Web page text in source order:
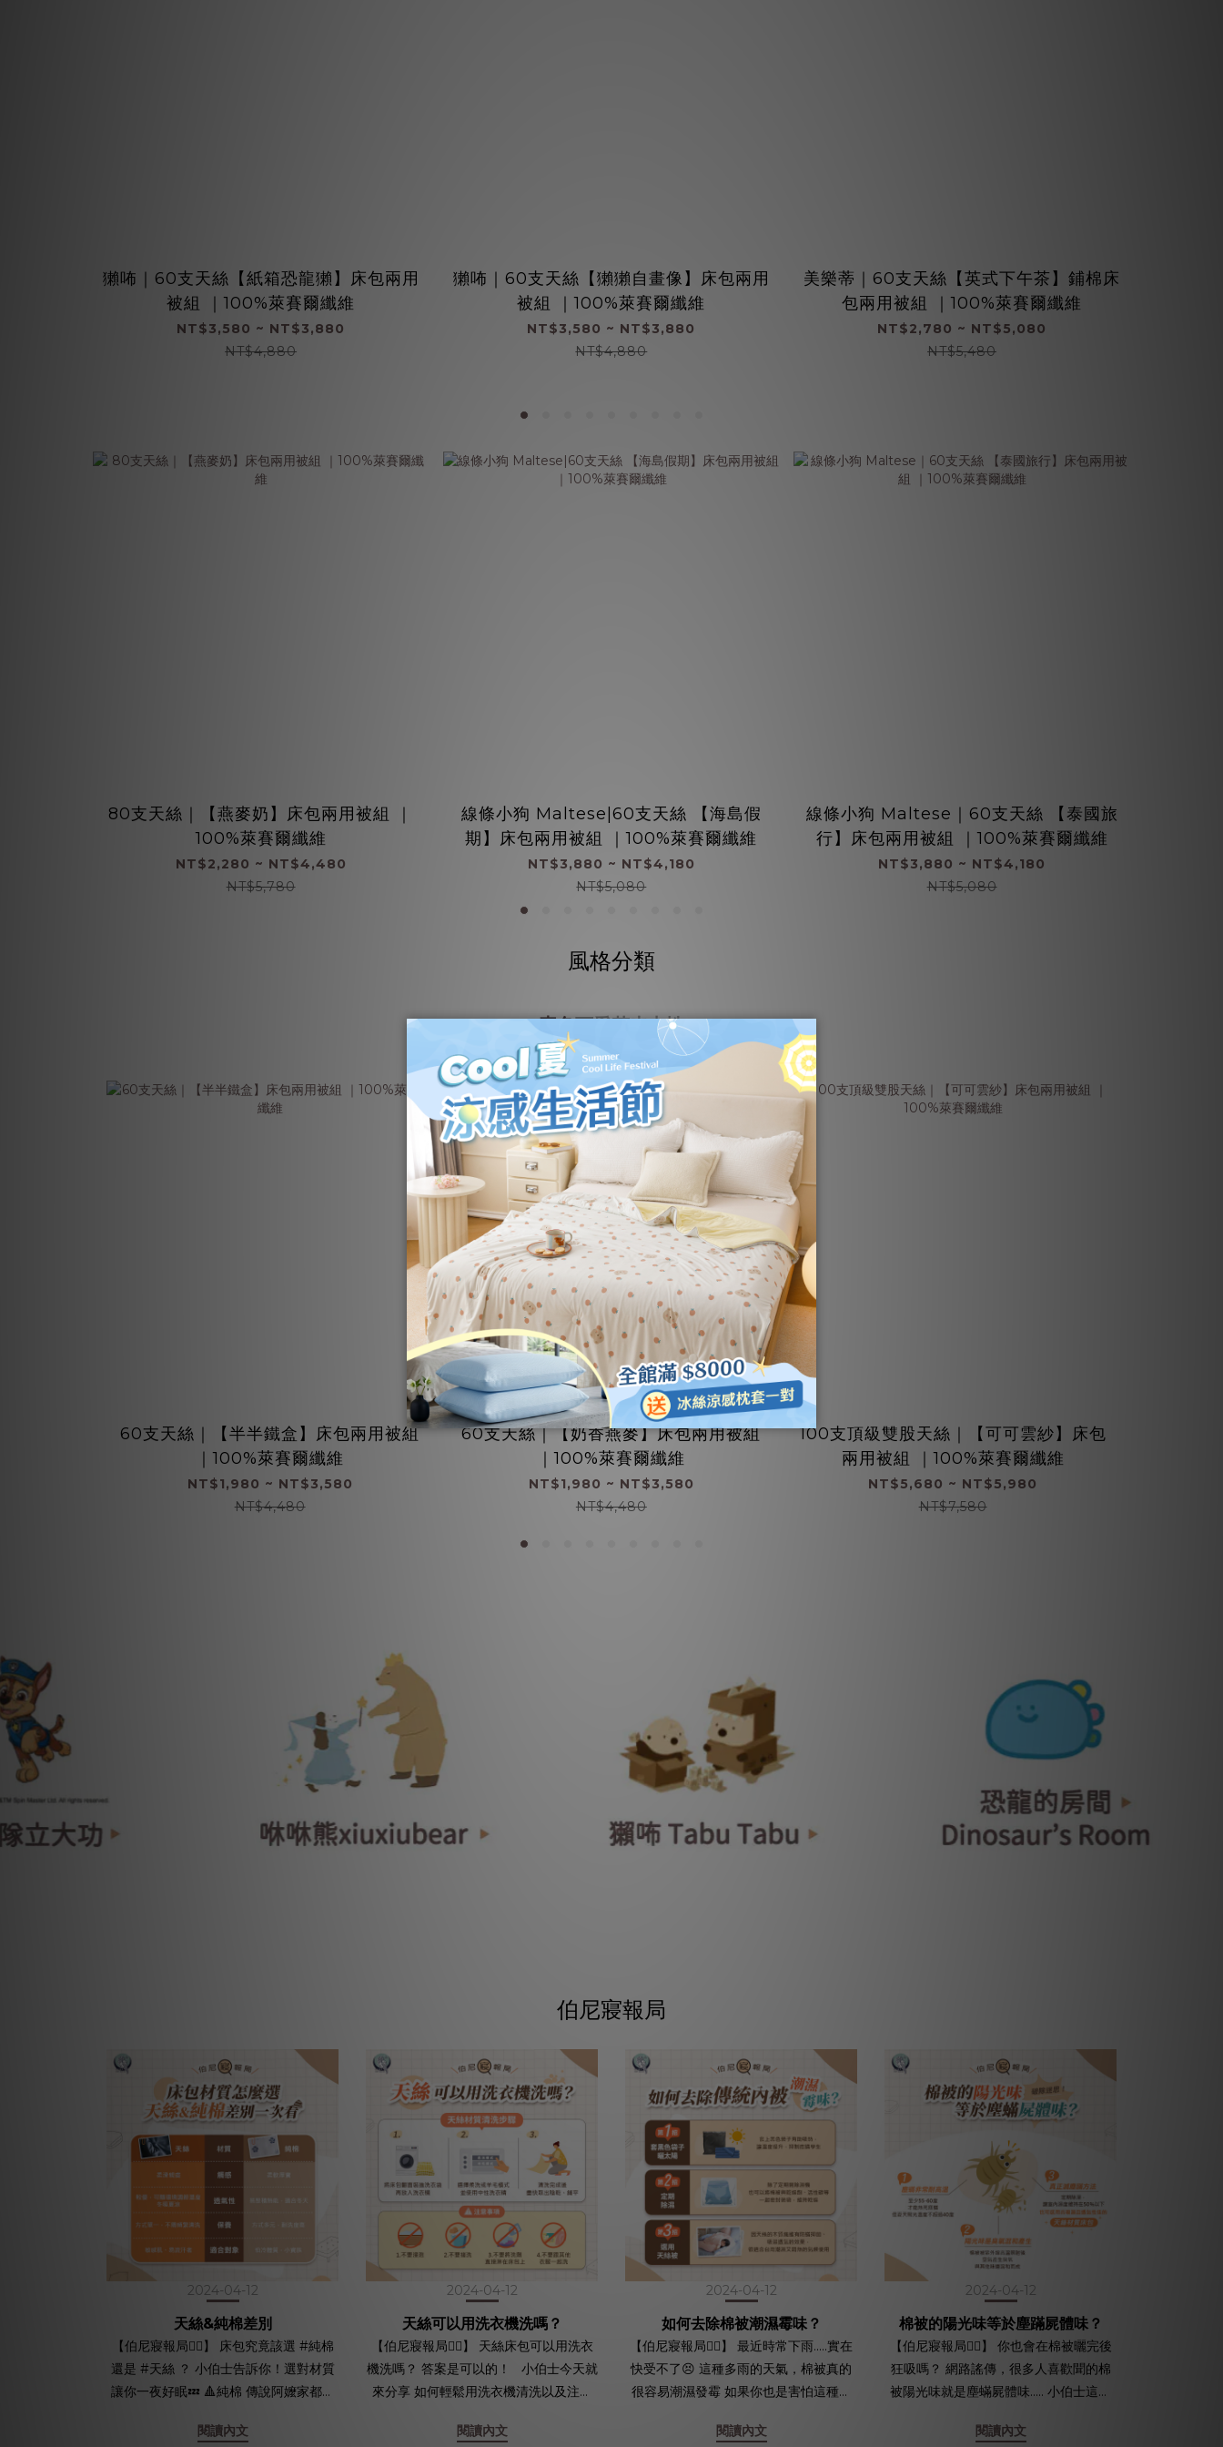
獺咘｜60支天絲【紙箱恐龍獺】床包兩用
被組 ｜100%萊賽爾纖維
NT$3,580 ~ NT$3,880
NT$4,880
獺咘｜60支天絲【獺獺自畫像】床包兩用
被組 ｜100%萊賽爾纖維
NT$3,580 ~ NT$3,880
NT$4,880
美樂蒂｜60支天絲【英式下午茶】鋪棉床
包兩用被組 ｜100%萊賽爾纖維
NT$2,780 ~ NT$5,080
NT$5,480
80支天絲｜【燕麥奶】床包兩用被組 ｜
100%萊賽爾纖維
NT$2,280 ~ NT$4,480
NT$5,780
線條小狗 Maltese|60支天絲 【海島假
期】床包兩用被組 ｜100%萊賽爾纖維
NT$3,880 ~ NT$4,180
NT$5,080
線條小狗 Maltese｜60支天絲 【泰國旅
行】床包兩用被組 ｜100%萊賽爾纖維
NT$3,880 ~ NT$4,180
NT$5,080
風格分類
素色可愛花卉中性
60支天絲｜【半半鐵盒】床包兩用被組
｜100%萊賽爾纖維
NT$1,980 ~ NT$3,580
NT$4,480
60支天絲｜【奶香燕麥】床包兩用被組
｜100%萊賽爾纖維
NT$1,980 ~ NT$3,580
NT$4,480
100支頂級雙股天絲｜【可可雲紗】床包
兩用被組 ｜100%萊賽爾纖維
NT$5,680 ~ NT$5,980
NT$7,580
伯尼寢報局
2024-04-12
天絲&純棉差別
【伯尼寢報局🕵🏻】 床包究竟該選 #純棉
還是 #天絲 ？ 小伯士告訴你！選對材質
讓你一夜好眠💤 🔺純棉 傳說阿嬤家都有
閱讀內文
2024-04-12
天絲可以用洗衣機洗嗎？
【伯尼寢報局🕵🏻】 天絲床包可以用洗衣
機洗嗎？ 答案是可以的！ 小伯士今天就
來分享 如何輕鬆用洗衣機清洗以及注意
先將床包翻面裝進洗衣袋內 記得拉上被
閱讀內文
2024-04-12
如何去除棉被潮濕霉味？
【伯尼寢報局🕵🏻】 最近時常下雨.....實在
快受不了😣 這種多雨的天氣，棉被真的
很容易潮濕發霉 如果你也是害怕這種狀
撇步 教你如何解決棉被潮濕和發霉的問
閱讀內文
2024-04-12
棉被的陽光味等於塵蹣屍體味？
【伯尼寢報局🕵🏻】 你也會在棉被曬完後
狂吸嗎？ 網路謠傳，很多人喜歡聞的棉
被陽光味就是塵蟎屍體味..... 小伯士這次
殊香味，真的跟塵蟎沒有關係啦😅 🔺為
閱讀內文